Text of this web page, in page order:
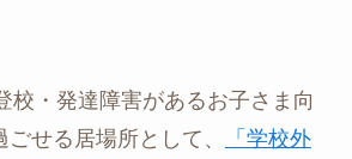
校・発達障害があるお子さま向
せる居場所として、
「学校外